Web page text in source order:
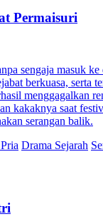
yang ditindas oleh
tersebut, dia
Fajar laksana, yang
Serangan balik
Kevin
pengemis? Kalau